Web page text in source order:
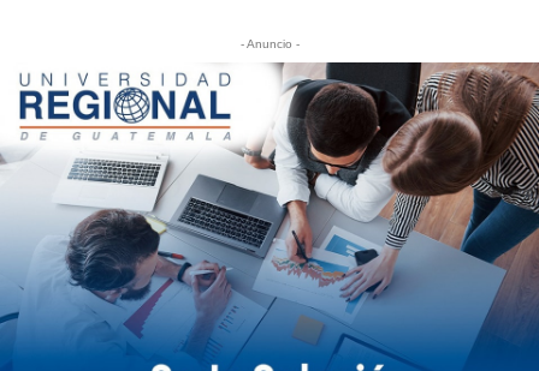
- Anuncio -